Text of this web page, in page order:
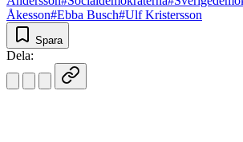
Åkesson#Ebba Busch#Ulf Kristersson
Spara
Dela: